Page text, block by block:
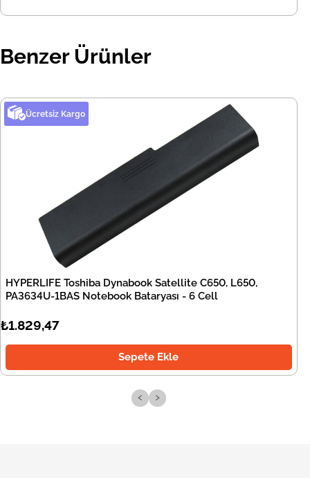
Benzer Ürünler
Ücretsiz Kargo
HYPERLIFE Toshiba Dynabook Satellite C650, L650,
PA3634U-1BAS Notebook Bataryası - 6 Cell
₺1.829,47
Sepete Ekle
‹ ›